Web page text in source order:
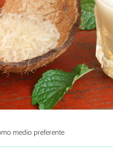
medio preferente